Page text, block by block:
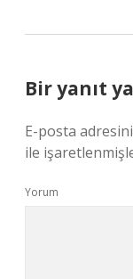
Bir yanıt
E-posta
ile
Yorum